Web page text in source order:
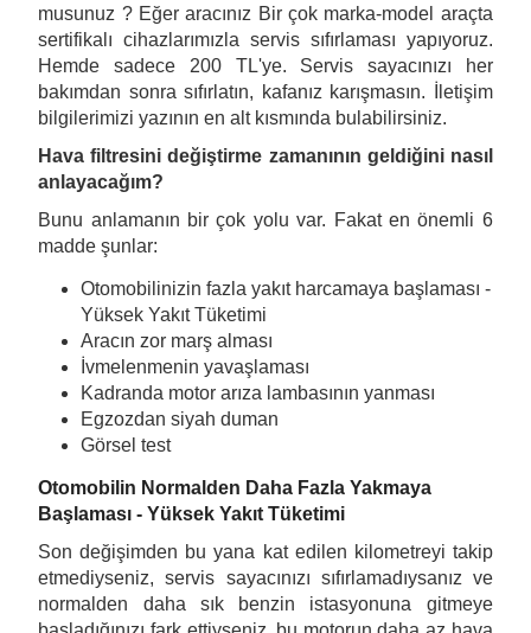
musunuz ? Eğer aracınız Bir çok marka-model araçta
sertifikalı cihazlarımızla servis sıfırlaması yapıyoruz.
Hemde sadece 200 TL'ye. Servis sayacınızı her
bakımdan sonra sıfırlatın, kafanız karışmasın. İletişim
bilgilerimizi yazının en alt kısmında bulabilirsiniz.
Hava filtresini değiştirme zamanının geldiğini nasıl
anlayacağım?
Bunu anlamanın bir çok yolu var. Fakat en önemli 6
madde şunlar:
Otomobilinizin fazla yakıt harcamaya başlaması -
Yüksek Yakıt Tüketimi
Aracın zor marş alması
İvmelenmenin yavaşlaması
Kadranda motor arıza lambasının yanması
Egzozdan siyah duman
Görsel test
Otomobilin Normalden Daha Fazla Yakmaya
Başlaması - Yüksek Yakıt Tüketimi
Son değişimden bu yana kat edilen kilometreyi takip
etmediyseniz, servis sayacınızı sıfırlamadıysanız ve
normalden daha sık benzin istasyonuna gitmeye